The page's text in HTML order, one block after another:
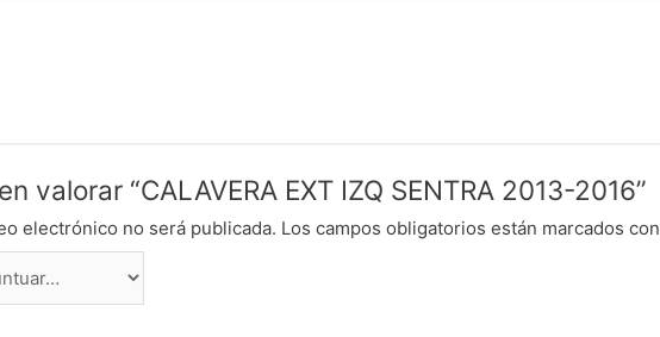
valorar “CALAVERA EXT IZQ SENTRA 2013-2016”
electrónico no será publicada. Los campos obligatorios están marcados con